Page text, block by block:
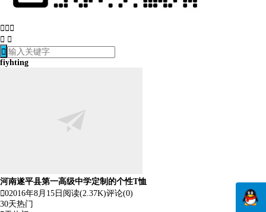
  
 

fiyhting
河南遂平县第一高级中学定制的个性T恤
02016年8月15日 阅读(2.37K)评论(0)
30天热门